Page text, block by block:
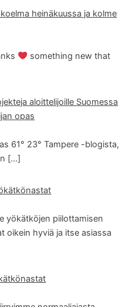
heinäkuussa ja kolme
something new that
aloittelijoille Suomessa
opas
61° 23° Tampere -blogista,
[…]
yökätköjen piilottamisen
oikein hyviä ja itse asiassa